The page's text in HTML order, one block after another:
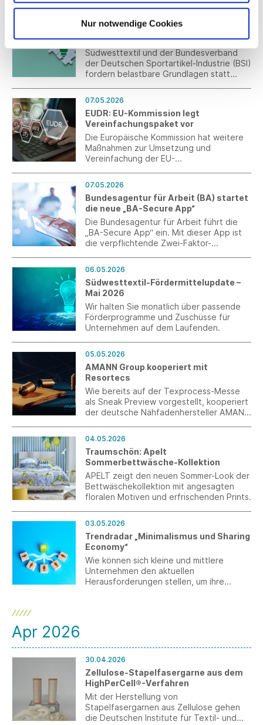
Nur notwendige Cookies
Ökodesign-Verordnung: Industrie
fordert praxisnahe Umsetzung
Südwesttextil und der Bundesverband
der Deutschen Sportartikel-Industrie (BSI)
fordern belastbare Grundlagen statt
Modellannahmen in verbindliche
regulatorische Anforderungen.
07.05.2026
EUDR: EU-Kommission legt
Vereinfachungspaket vor
Die Europäische Kommission hat weitere
Maßnahmen zur Umsetzung und
Vereinfachung der EU-
07.05.2026
Bundesagentur für Arbeit (BA) startet
die neue „BA-Secure App“
Die Bundesagentur für Arbeit führt die
„BA-Secure App“ ein. Mit dieser App ist
die verpflichtende Zwei-Faktor-
06.05.2026
Südwesttextil-Fördermittelupdate –
Mai 2026
Wir halten Sie monatlich über passende
Förderprogramme und Zuschüsse für
Unternehmen auf dem Laufenden.
05.05.2026
AMANN Group kooperiert mit
Resortecs
Wie bereits auf der Texprocess-Messe
als Sneak Preview vorgestellt, kooperiert
der deutsche Nähfadenhersteller AMANN
hitzelöslicher Nähfäden nach dem
Design-for-Disassembly-Ansatz.
04.05.2026
Traumschön: Apelt
Sommerbettwäsche-Kollektion
APELT zeigt den neuen Sommer-Look der
Bettwäschekollektion mit angesagten
floralen Motiven und erfrischenden Prints.
03.05.2026
Trendradar „Minimalismus und Sharing
Economy“
Wie können sich kleine und mittlere
Unternehmen den aktuellen
Herausforderungen stellen, um ihre
Handlungsoptionen für den Mittelstand
Apr 2026
30.04.2026
Zellulose-Stapelfasergarne aus dem
HighPerCell®-Verfahren
Mit der Herstellung von
Stapelfasergarnen aus Zellulose gehen
die Deutschen Institute für Textil- und